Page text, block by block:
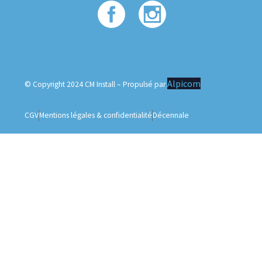
© Copyright 2024 CM Install – Propulsé parAlpicom
CGVMentions légales & confidentialitéDécennale